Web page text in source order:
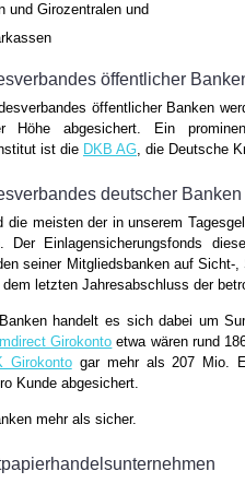
und Girozentralen und
öffentlicher
öffentlicher Banken
Höhe abgesichert. Ein
ist die DKB AG, die Deutsche
deutscher Banken
meisten der in unserem
Der Einlagensicherungsfonds
seiner Mitgliedsbanken auf Sicht-
letzten Jahresabschluss der
handelt es sich dabei um
Girokonto etwa wären rund
Girokontogar mehr als 207 Mio.
Kunde abgesichert.
mehr als sicher.